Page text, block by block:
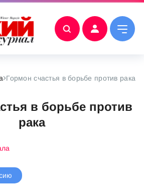
Гормон счастья в борьбе против рака
в борьбе против
рака